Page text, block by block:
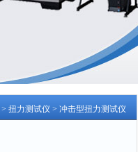
> 扭力测试仪 > 冲击型扭力测试仪